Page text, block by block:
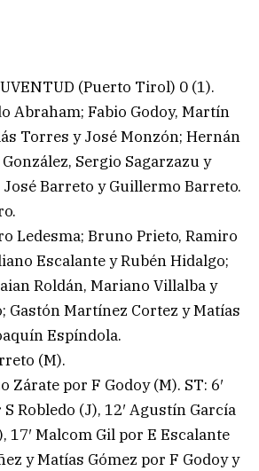
(Puerto Tirol) 0 (1).
Abraham; Fabio Godoy, Martín
Torres y José Monzón; Hernán
Sergio Sagarzazu y
Barreto y Guillermo Barreto.
Ledesma; Bruno Prieto, Ramiro
Escalante y Rubén Hidalgo;
Roldán, Mariano Villalba y
Gastón Martínez Cortez y Matías
Espíndola.
(M).
Zárate por F Godoy (M). ST: 6′
Robledo (J), 12′ Agustín García
17′ Malcom Gil por E Escalante
y Matías Gómez por F Godoy y